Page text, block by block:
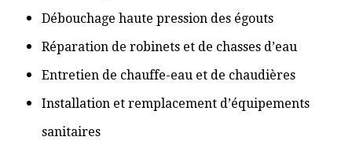
Débouchage haute pression des égouts
Réparation de robinets et de chasses d’eau
Entretien de chauffe-eau et de chaudières
Installation et remplacement d’équipements
sanitaires